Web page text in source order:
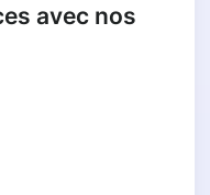
avec nos